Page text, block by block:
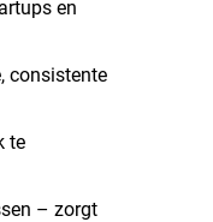
en
consistente
te
– zorgt